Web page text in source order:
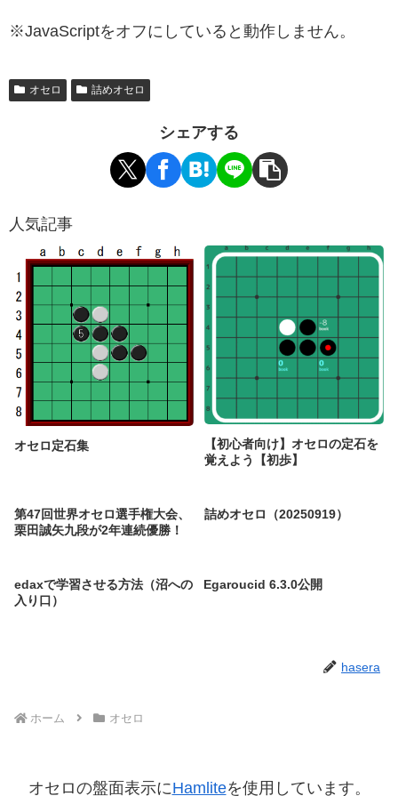
※JavaScriptをオフにしていると動作しません。
オセロ 詰めオセロ
シェアする
人気記事
オセロ定石集
【初心者向け】オセロの定石を
覚えよう【初歩】
第47回世界オセロ選手権大会、
栗田誠矢九段が2年連続優勝！
詰めオセロ（20250919）
edaxで学習させる方法（沼への
入り口）
Egaroucid 6.3.0公開
hasera
ホーム オセロ
オセロの盤面表示にHamliteを使用しています。